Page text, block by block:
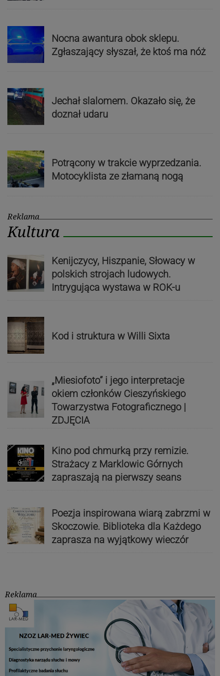
Nocna awantura obok sklepu.
Zgłaszający słyszał, że ktoś ma nóż
Jechał slalomem. Okazało się, że
doznał udaru
Potrącony w trakcie wyprzedzania.
Motocyklista ze złamaną nogą
Reklama
Kultura
Kenijczycy, Hiszpanie, Słowacy w
polskich strojach ludowych.
Intrygująca wystawa w ROK-u
Kod i struktura w Willi Sixta
„Miesiofoto” i jego interpretacje
okiem członków Cieszyńskiego
Towarzystwa Fotograficznego |
ZDJĘCIA
Kino pod chmurką przy remizie.
Strażacy z Marklowic Górnych
zapraszają na pierwszy seans
Poezja inspirowana wiarą zabrzmi w
Skoczowie. Biblioteka dla Każdego
zaprasza na wyjątkowy wieczór
Reklama